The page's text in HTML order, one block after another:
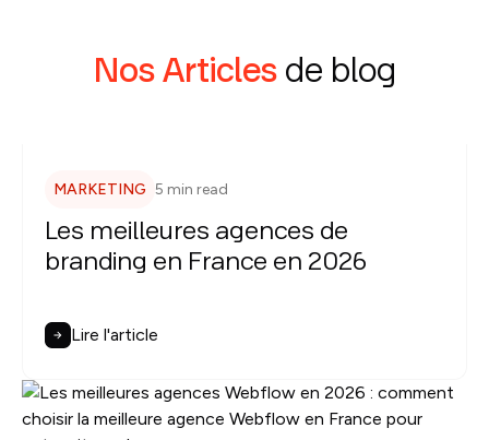
Nos Articlesde blog
MARKETING 5 min read
Les meilleures agences de
branding en France en 2026
Lire l'article